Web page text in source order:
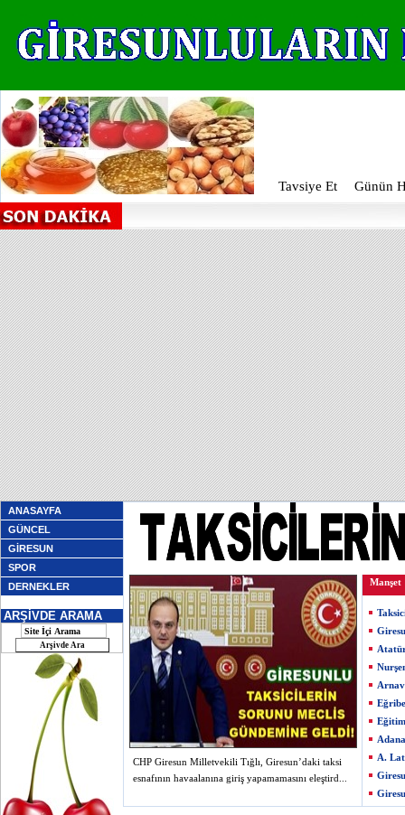
Tavsiye Et Günün
ANASAYFA
GÜNCEL
GİRESUN
SPOR
DERNEKLER
ARŞİVDE ARAMA
CHP Giresun Milletvekili Tığlı, Giresun’daki taksi
esnafının havaalanına giriş yapamamasını eleştird...
Manşet
A.